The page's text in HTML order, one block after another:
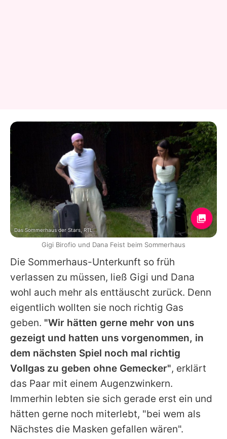
Die Sommerhaus-Unterkunft so früh
verlassen zu müssen, ließ Gigi und Dana
wohl auch mehr als enttäuscht zurück. Denn
eigentlich wollten sie noch richtig Gas
geben. "Wir hätten gerne mehr von uns
gezeigt und hatten uns vorgenommen, in
dem nächsten Spiel noch mal richtig
Vollgas zu geben ohne Gemecker", erklärt
das Paar mit einem Augenzwinkern.
Immerhin lebten sie sich gerade erst ein und
hätten gerne noch miterlebt, "bei wem als
Nächstes die Masken gefallen wären".
Das Sommerhaus der Stars, RTL
Gigi Birofio und Dana Feist beim Sommerhaus